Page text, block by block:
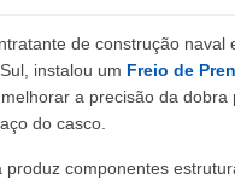
de construção naval
instalou um Freio de
a precisão da dobra
do casco.
produz componentes